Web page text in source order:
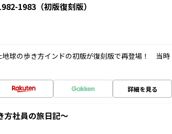
1983（初版復刻版）
地球の歩き方インドの初版が復刻版で再登場！ 当時
詳細を見る
方社員の旅日記～